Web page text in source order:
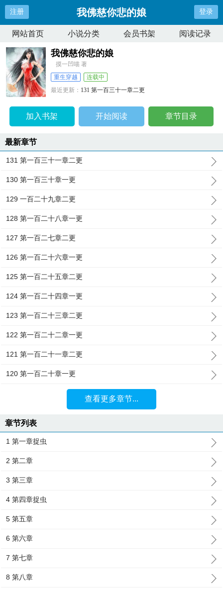
注册 我佛慈你悲的娘 登录
网站首页 小说分类 会员书架 阅读记录
我佛慈你悲的娘
摸一凹喵 著
重生穿越
连载中
最近更新： 131 第一百三十一章二更
加入书架 开始阅读 章节目录
最新章节
131 第一百三十一章二更
130 第一百三十章一更
129 一百二十九章二更
128 第一百二十八章一更
127 第一百二七章二更
126 第一百二十六章一更
125 第一百二十五章二更
124 第一百二十四章一更
123 第一百二十三章二更
122 第一百二十二章一更
121 第一百二十一章二更
120 第一百二十章一更
查看更多章节...
章节列表
1 第一章捉虫
2 第二章
3 第三章
4 第四章捉虫
5 第五章
6 第六章
7 第七章
8 第八章